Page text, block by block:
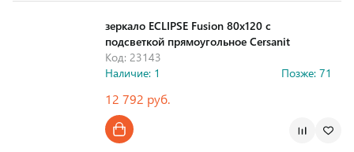
зеркало ECLIPSE Fusion 80x120 с
подсветкой прямоугольное Cersanit
Код: 23143
Наличие: 1
Позже: 71
12 792 руб.